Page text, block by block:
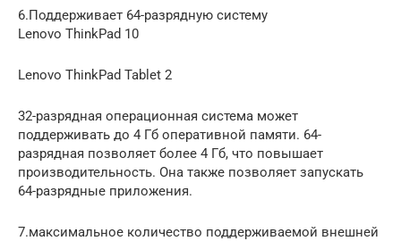
6.Поддерживает 64-разрядную систему
Lenovo ThinkPad 10
Lenovo ThinkPad Tablet 2
32-разрядная операционная система может
поддерживать до 4 Гб оперативной памяти. 64-
разрядная позволяет более 4 Гб, что повышает
производительность. Она также позволяет запускать
64-разрядные приложения.
7.максимальное количество поддерживаемой внешней